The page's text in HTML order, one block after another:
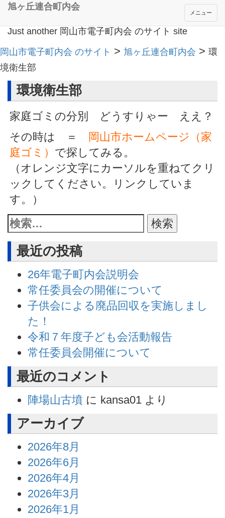
Just another 岡山市電子町内会 のサイト site
メニュー
旭ヶ丘連合町内会
岡山市電子町内会 のサイト > 旭ヶ丘連合町内会 > 環
境衛生部
環境衛生部
家庭ゴミの分別 どうすりゃー ええ？
その時は ＝
岡山市ホームページ（家
庭ゴミ） で探してみる。
（オレンジ文字にカーソルを重ねてクリ
ックしてください。リンクしていま
す。）
最近の投稿
26年電子町内会説明会
常任委員会の開催について
子供会による廃品回収を実施しまし
た！
令和７年度子ども会活動報告
常任委員会開催について
最近のコメント
陣場山古墳 に kansa01 より
アーカイブ
2026年8月
2026年6月
2026年4月
2026年3月
2026年1月